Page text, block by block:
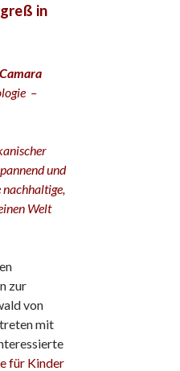
in
–
und
Welt
zur
von
mit
für Kinder